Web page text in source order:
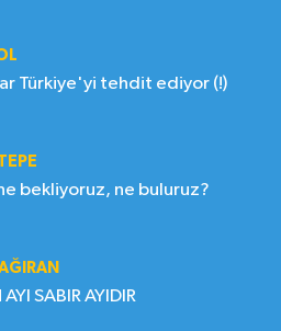
Türkiye'yi tehdit ediyor (!)
bekliyoruz, ne buluruz?
SABIR AYIDIR